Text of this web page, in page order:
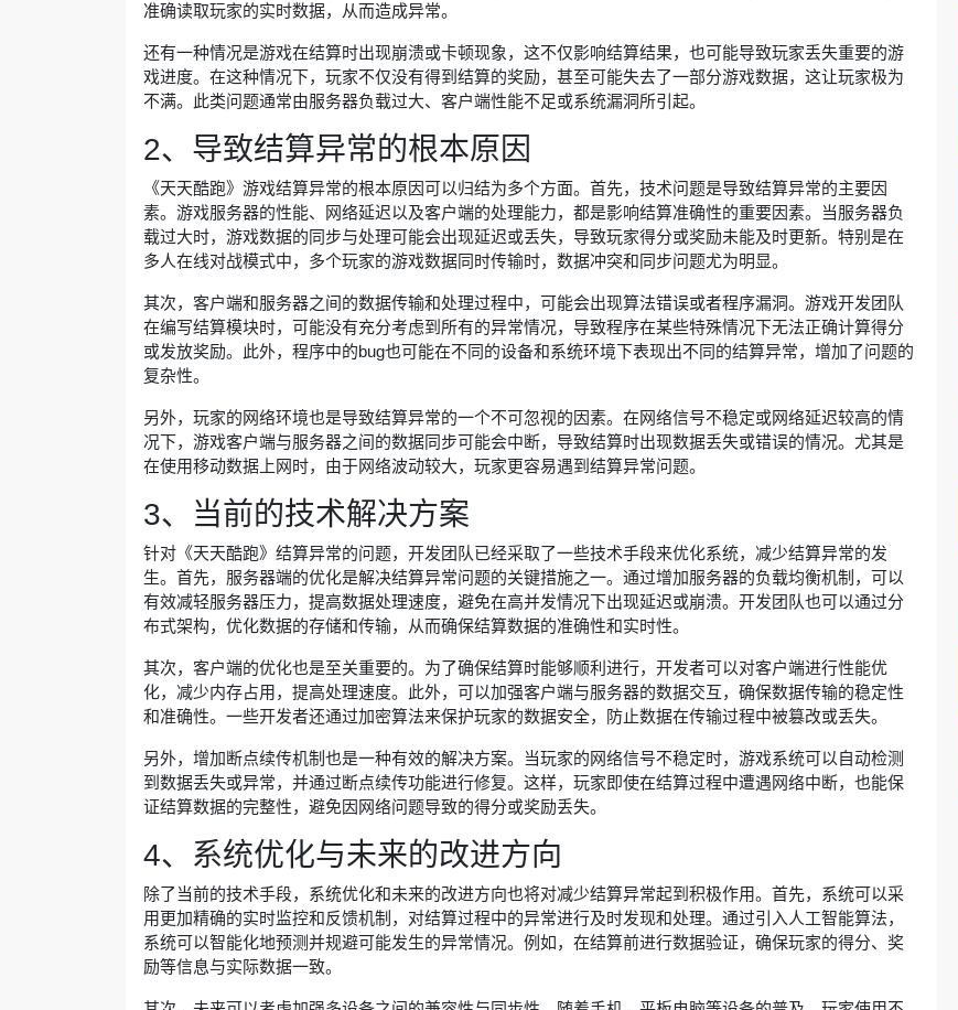
准确读取玩家的实时数据，从而造成异常。
还有一种情况是游戏在结算时出现崩溃或卡顿现象，这不仅影响结算结果，也可能导致玩家丢失重要的游
戏进度。在这种情况下，玩家不仅没有得到结算的奖励，甚至可能失去了一部分游戏数据，这让玩家极为
不满。此类问题通常由服务器负载过大、客户端性能不足或系统漏洞所引起。
2、导致结算异常的根本原因
《天天酷跑》游戏结算异常的根本原因可以归结为多个方面。首先，技术问题是导致结算异常的主要因
素。游戏服务器的性能、网络延迟以及客户端的处理能力，都是影响结算准确性的重要因素。当服务器负
载过大时，游戏数据的同步与处理可能会出现延迟或丢失，导致玩家得分或奖励未能及时更新。特别是在
多人在线对战模式中，多个玩家的游戏数据同时传输时，数据冲突和同步问题尤为明显。
其次，客户端和服务器之间的数据传输和处理过程中，可能会出现算法错误或者程序漏洞。游戏开发团队
在编写结算模块时，可能没有充分考虑到所有的异常情况，导致程序在某些特殊情况下无法正确计算得分
或发放奖励。此外，程序中的bug也可能在不同的设备和系统环境下表现出不同的结算异常，增加了问题的
复杂性。
另外，玩家的网络环境也是导致结算异常的一个不可忽视的因素。在网络信号不稳定或网络延迟较高的情
况下，游戏客户端与服务器之间的数据同步可能会中断，导致结算时出现数据丢失或错误的情况。尤其是
在使用移动数据上网时，由于网络波动较大，玩家更容易遇到结算异常问题。
3、当前的技术解决方案
针对《天天酷跑》结算异常的问题，开发团队已经采取了一些技术手段来优化系统，减少结算异常的发
生。首先，服务器端的优化是解决结算异常问题的关键措施之一。通过增加服务器的负载均衡机制，可以
有效减轻服务器压力，提高数据处理速度，避免在高并发情况下出现延迟或崩溃。开发团队也可以通过分
布式架构，优化数据的存储和传输，从而确保结算数据的准确性和实时性。
其次，客户端的优化也是至关重要的。为了确保结算时能够顺利进行，开发者可以对客户端进行性能优
化，减少内存占用，提高处理速度。此外，可以加强客户端与服务器的数据交互，确保数据传输的稳定性
和准确性。一些开发者还通过加密算法来保护玩家的数据安全，防止数据在传输过程中被篡改或丢失。
另外，增加断点续传机制也是一种有效的解决方案。当玩家的网络信号不稳定时，游戏系统可以自动检测
到数据丢失或异常，并通过断点续传功能进行修复。这样，玩家即使在结算过程中遭遇网络中断，也能保
证结算数据的完整性，避免因网络问题导致的得分或奖励丢失。
4、系统优化与未来的改进方向
除了当前的技术手段，系统优化和未来的改进方向也将对减少结算异常起到积极作用。首先，系统可以采
用更加精确的实时监控和反馈机制，对结算过程中的异常进行及时发现和处理。通过引入人工智能算法，
系统可以智能化地预测并规避可能发生的异常情况。例如，在结算前进行数据验证，确保玩家的得分、奖
励等信息与实际数据一致。